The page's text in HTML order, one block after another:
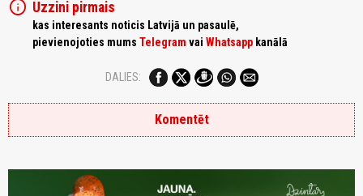
info Uzzini pirmais
kas interesants noticis Latvijā un pasaulē,
pievienojoties mums Telegram vai Whatsapp kanālā
DALIES:
Komentēt